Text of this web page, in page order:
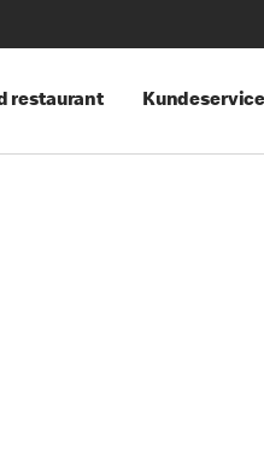
restaurant Kundeservice